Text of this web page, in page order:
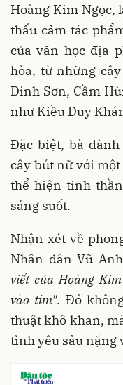
Hoàng Kim Ngọc,
thấu cảm tác
của văn học địa
hòa, từ những
Đinh Sơn, Cầm
như Kiều Duy
Đặc biệt, bà dành
cây bút nữ với
thể hiện tinh
sáng suốt.
Nhận xét về
Nhân dân Vũ
viết của Hoàng
vào tim". Đó
thuật khô khan,
tình yêu sâu nặng